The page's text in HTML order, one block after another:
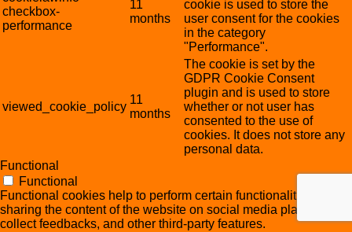
checkbox-
performance
11
months
cookie is used to store the
user consent for the cookies
in the category
"Performance".
viewed_cookie_policy
11
months
The cookie is set by the
GDPR Cookie Consent
plugin and is used to store
whether or not user has
consented to the use of
cookies. It does not store any
personal data.
Functional
Functional
Functional cookies help to perform certain functionalities like
sharing the content of the website on social media platforms,
collect feedbacks, and other third-party features.